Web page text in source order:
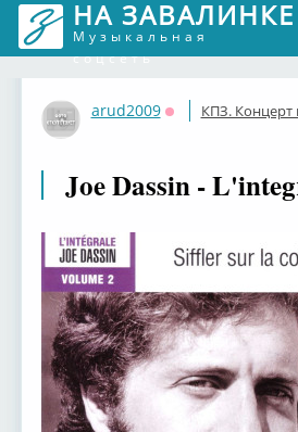
НА ЗАВАЛИНКЕ
Музыкальная
соцсеть
arud2009
Оффлайн
КПЗ. Концерт
Joe Dassin -